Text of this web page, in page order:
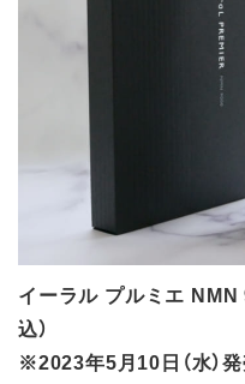
イーラル プルミエ
込）
※2023年5月10日（水）